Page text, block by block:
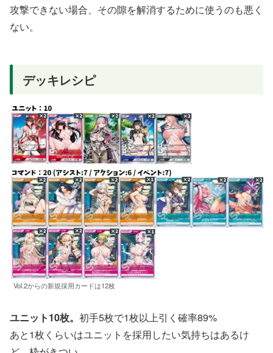
攻撃できない場合、その隙を解消するために使うのも悪く
ない。
デッキレシピ
Vol.2からの新規採用カードは12枚
ユニット10枚。 初手5枚で1枚以上引く確率89%
あと1枚くらいはユニットを採用したい気持ちはあるけ